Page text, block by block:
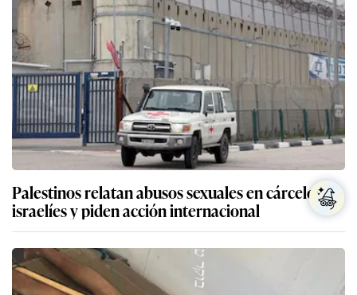
Palestinos relatan abusos sexuales en cárceles
israelíes y piden acción internacional